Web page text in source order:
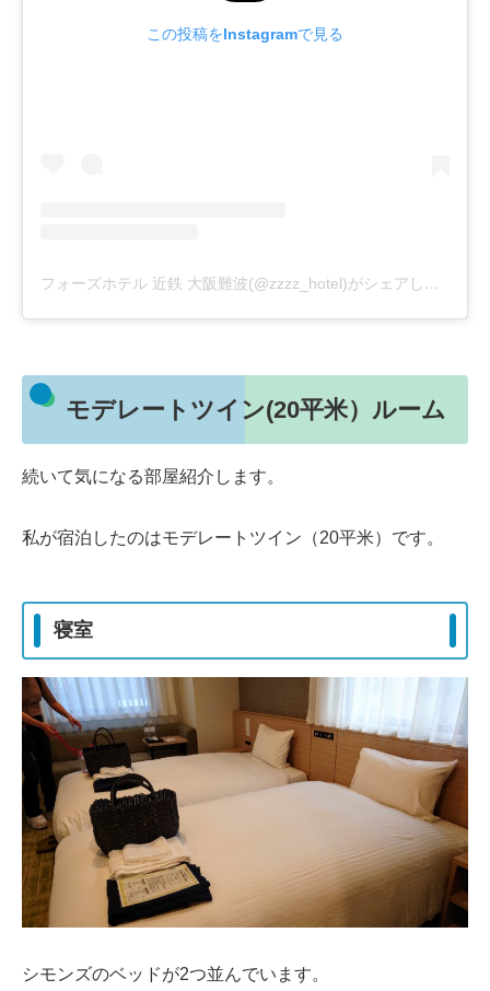
この投稿をInstagramで見る
フォーズホテル 近鉄 大阪難波(@zzzz_hotel)がシェアした投稿
モデレートツイン(20平米）ルーム
続いて気になる部屋紹介します。
私が宿泊したのはモデレートツイン（20平米）です。
寝室
シモンズのベッドが2つ並んでいます。